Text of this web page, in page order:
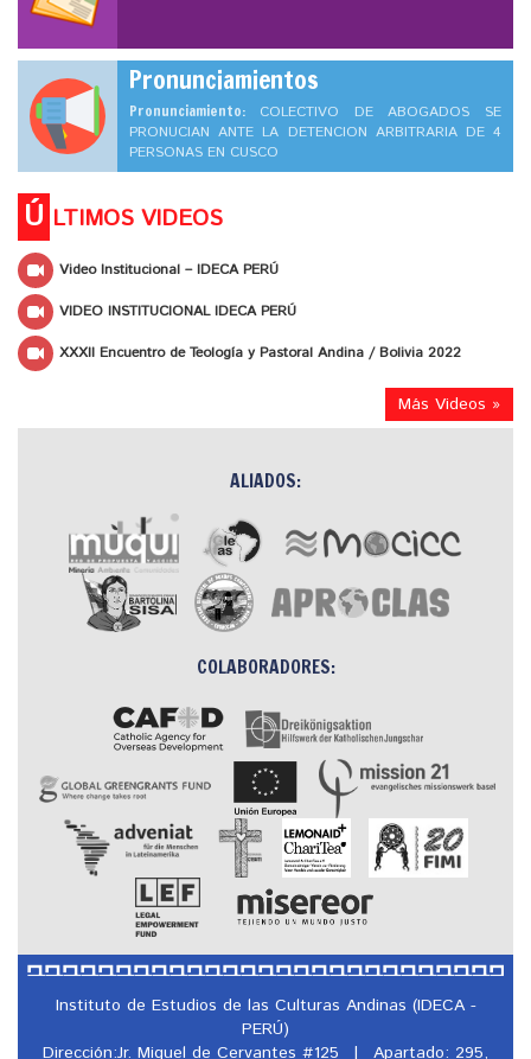
Pronunciamientos
Pronunciamiento: COLECTIVO DE ABOGADOS SE
PRONUCIAN ANTE LA DETENCION ARBITRARIA DE 4
PERSONAS EN CUSCO
Ú LTIMOS VIDEOS
Video Institucional – IDECA PERÚ
VIDEO INSTITUCIONAL IDECA PERÚ
XXXII Encuentro de Teología y Pastoral Andina / Bolivia 2022
Más Videos »
ALIADOS:
COLABORADORES:
Instituto de Estudios de las Culturas Andinas (IDECA -
PERÚ)
Dirección:Jr. Miguel de Cervantes #125
| Apartado: 295,